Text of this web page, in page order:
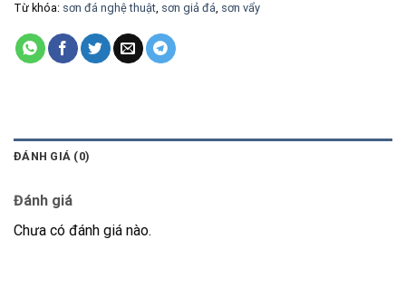
Từ khóa: sơn đá nghệ thuật, sơn giả đá, sơn vẩy
ĐÁNH GIÁ (0)
Đánh giá
Chưa có đánh giá nào.